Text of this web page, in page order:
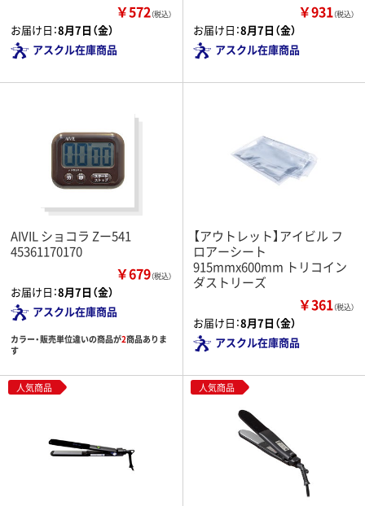
￥572（税込）
お届け日：8月7日（金）
アスクル在庫商品
￥931（税込）
お届け日：8月7日（金）
アスクル在庫商品
AIVIL ショコラ Zー541
45361170170
￥679（税込）
お届け日：8月7日（金）
アスクル在庫商品
カラー・販売単位違いの商品が2商品ありま
す
【アウトレット】アイビル フ
ロアーシート
915mmx600mm トリコイン
ダストリーズ
￥361（税込）
お届け日：8月7日（金）
アスクル在庫商品
人気商品 人気商品